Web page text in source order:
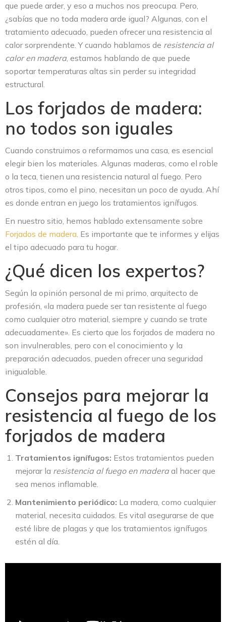
que puede arder, y eso a muchos nos preocupa. Pero,
¿sabías que no toda madera arde igual? Algunas, con el
tratamiento adecuado, pueden ofrecer una resistencia al
calor sorprendente. Y cuando hablamos de resistencia al
calor en madera, estamos hablando de que puede
soportar temperaturas altas sin perder su integridad
estructural.
Los forjados de madera:
no todos son iguales
Cuando construimos o reformamos una casa, es esencial
elegir bien los materiales. Algunas maderas, como el roble
o la teca, tienen una resistencia natural al fuego. Pero
otros tipos, como el pino, necesitan un poco de ayuda. Ahí
es donde entran en juego los tratamientos ignífugos.
En nuestro sitio, hemos hablado extensamente sobre
Forjados de madera. Es importante que te informes y elijas
el tipo adecuado para tu hogar.
¿Qué dicen los expertos?
Según la opinión personal de mi primo, arquitecto de
profesión, «la madera puede ser tan resistente al fuego
como cualquier otro material, siempre y cuando se trate
adecuadamente». Es cierto que los forjados de madera no
son invulnerables, pero con el conocimiento y la
preparación adecuados, pueden ofrecer una seguridad
inigualable.
Consejos para mejorar la
resistencia al fuego de los
forjados de madera
Tratamientos ignífugos: Estos tratamientos pueden
mejorar la resistencia al fuego en maderaal hacer que
sea menos inflamable.
Mantenimiento periódico: La madera, como cualquier
material, necesita cuidados. Es vital asegurarse de que
esté libre de plagas y que los tratamientos ignífugos
estén al día.